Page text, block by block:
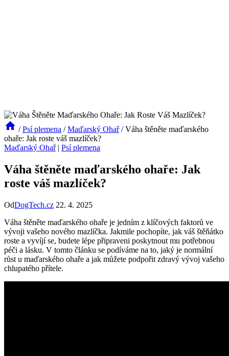
/ Psí plemena / Maďarský Ohař / Váha štěněte maďarského
ohaře: Jak roste váš mazlíček?
Maďarský Ohař| Psí plemena
Váha štěněte maďarského ohaře: Jak
roste váš mazlíček?
OdDogTech.cz 22. 4. 2025
Váha štěněte maďarského ohaře je jedním z klíčových faktorů ve
vývoji vašeho nového mazlíčka. Jakmile pochopíte, jak váš štěňátko
roste a vyvíjí se, budete lépe připraveni poskytnout mu potřebnou
péči a lásku. V tomto článku se podíváme na to, jaký je normální
růst u maďarského ohaře a jak můžete podpořit zdravý vývoj vašeho
chlupatého přítele.